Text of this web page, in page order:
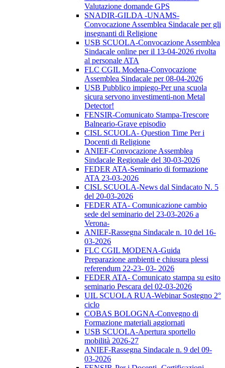
Valutazione domande GPS
SNADIR-GILDA -UNAMS-
Convocazione Assemblea Sindacale per gli
insegnanti di Religione
USB SCUOLA-Convocazione Assemblea
Sindacale online per il 13-04-2026 rivolta
al personale ATA
FLC CGIL Modena-Convocazione
Assemblea Sindacale per 08-04-2026
USB Pubblico impiego-Per una scuola
sicura servono investimenti-non Metal
Detector!
FENSIR-Comunicato Stampa-Trescore
Balneario-Grave episodio
CISL SCUOLA- Question Time Per i
Docenti di Religione
ANIEF-Convocazione Assemblea
Sindacale Regionale del 30-03-2026
FEDER ATA-Seminario di formazione
ATA 23-03-2026
CISL SCUOLA-News dal Sindacato N. 5
del 20-03-2026
FEDER ATA- Comunicazione cambio
sede del seminario del 23-03-2026 a
Verona-
ANIEF-Rassegna Sindacale n. 10 del 16-
03-2026
FLC CGIL MODENA-Guida
Preparazione ambienti e chiusura plessi
referendum 22-23- 03- 2026
FEDER ATA- Comunicato stampa su esito
seminario Pescara del 02-03-2026
UIL SCUOLA RUA-Webinar Sostegno 2°
ciclo
COBAS BOLOGNA-Convegno di
Formazione materiali aggiornati
USB SCUOLA-Apertura sportello
mobilità 2026-27
ANIEF-Rassegna Sindacale n. 9 del 09-
03-2026